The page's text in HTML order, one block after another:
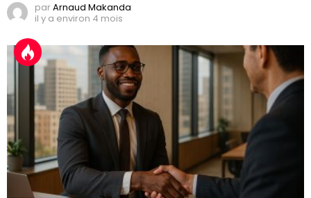
parArnaud Makanda
il y a environ 4 mois